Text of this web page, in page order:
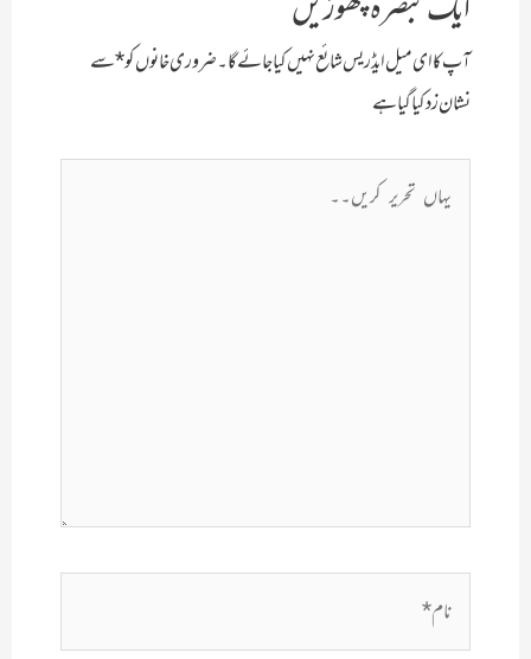
آپ کا ای میل ایڈریس شائع نہیں کیا جائے گا۔ضروری خانوں کو*سے
نشان زد کیا گیا ہے
تحریر